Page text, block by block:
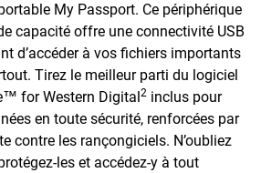
My Passport. Ce périphérique
capacité offre une connectivité USB
d’accéder à vos fichiers importants
Tirez le meilleur parti du logiciel
for Western Digital2 inclus pour
en toute sécurité, renforcées par
contre les rançongiciels. N’oubliez
les et accédez-y à tout